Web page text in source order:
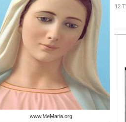
www.tonghoimancoi.org
12